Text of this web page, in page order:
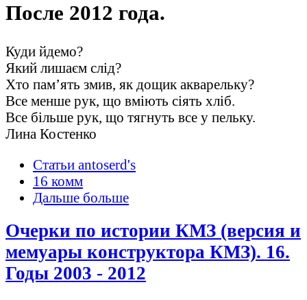
После 2012 года.
Куди йдемо?
Який лишаєм слід?
Хто пам’ять змив, як дощик акварельку?
Все менше рук, що вміють сіять хліб.
Все більше рук, що тягнуть все у пельку.
Лина Костенко
Статьи antoserd's
16 комм
Дальше больше
Очерки по истории КМЗ (версия и
мемуары конструктора КМЗ). 16.
Годы 2003 - 2012